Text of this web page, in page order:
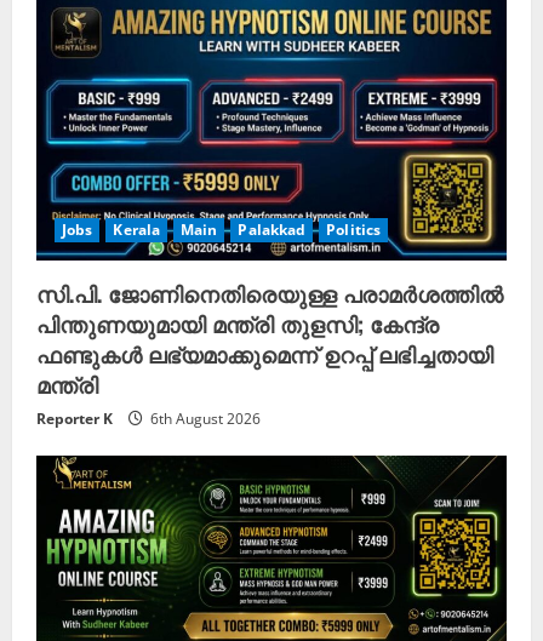
Jobs Kerala Main Palakkad Politics
സി.പി. ജോണിനെതിരെയുള്ള പരാമർശത്തിൽ
പിന്തുണയുമായി മന്ത്രി തുളസി; കേന്ദ്ര
ഫണ്ടുകൾ ലഭ്യമാക്കുമെന്ന് ഉറപ്പ് ലഭിച്ചതായി
മന്ത്രി
Reporter K 6th August 2026